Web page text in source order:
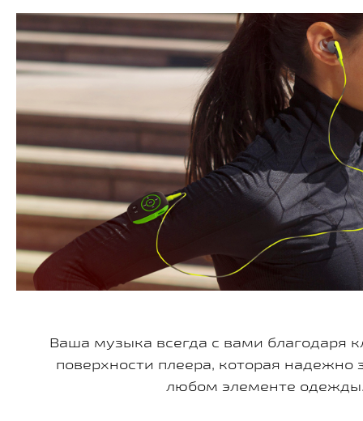
Ваша музыка всегда с вами благодаря к
поверхности плеера, которая надежно
любом элементе